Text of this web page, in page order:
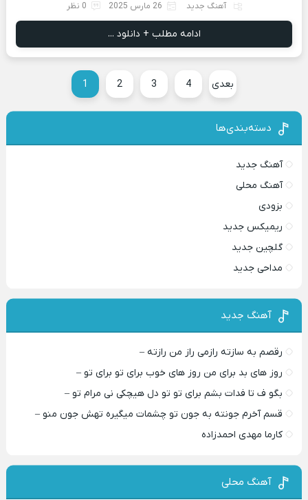
آهنگ جدید 26 مارس 2025 0 نظر
ادامه مطلب + دانلود ...
1 2 3 4 بعدی
دسته‌بندی‌ها
آهنگ جدید
آهنگ محلی
بزودی
ریمیکس جدید
گلچین جدید
مداحی جدید
آهنگ جدید
رقصم به سازته رازمی راز من رازته –
روز های بد برای من روز های خوب برای تو برای تو –
بگو ف تا فدات بشم برای تو تو دل هیچکی نی مرام تو –
قسم آخرم جونته به جون تو چشمات میگیره تهش جون منو –
کارما مهدی احمدزاده
آهنگ محلی